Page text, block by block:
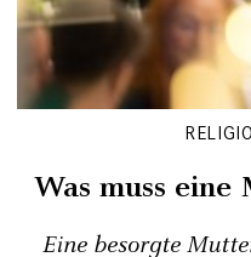
Was muss
Eine besorgte